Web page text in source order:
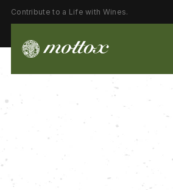
Contribute to a Life with Wines.